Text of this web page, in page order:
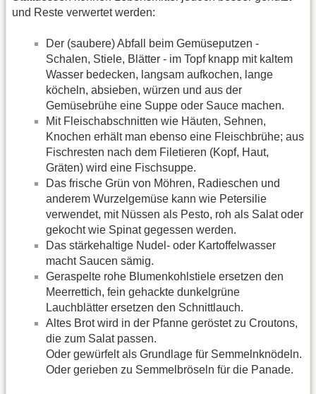
und Reste verwertet werden:
Der (saubere) Abfall beim Gemüseputzen -
Schalen, Stiele, Blätter - im Topf knapp mit kaltem
Wasser bedecken, langsam aufkochen, lange
köcheln, absieben, würzen und aus der
Gemüsebrühe eine Suppe oder Sauce machen.
Mit Fleischabschnitten wie Häuten, Sehnen,
Knochen erhält man ebenso eine Fleischbrühe; aus
Fischresten nach dem Filetieren (Kopf, Haut,
Gräten) wird eine Fischsuppe.
Das frische Grün von Möhren, Radieschen und
anderem Wurzelgemüse kann wie Petersilie
verwendet, mit Nüssen als Pesto, roh als Salat oder
gekocht wie Spinat gegessen werden.
Das stärkehaltige Nudel- oder Kartoffelwasser
macht Saucen sämig.
Geraspelte rohe Blumenkohlstiele ersetzen den
Meerrettich, fein gehackte dunkelgrüne
Lauchblätter ersetzen den Schnittlauch.
Altes Brot wird in der Pfanne geröstet zu Croutons,
die zum Salat passen.
Oder gewürfelt als Grundlage für Semmelnknödeln.
Oder gerieben zu Semmelbröseln für die Panade.